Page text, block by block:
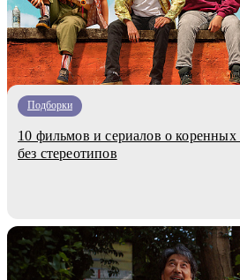
Подборки
10 фильмов и сериалов о коренных
без стереотипов